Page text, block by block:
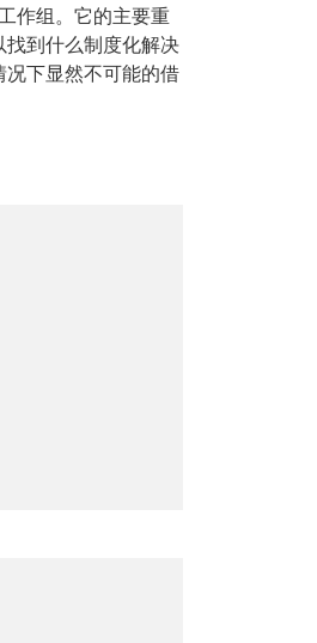
作组。它的主要重
到什么制度化解决
下显然不可能的借